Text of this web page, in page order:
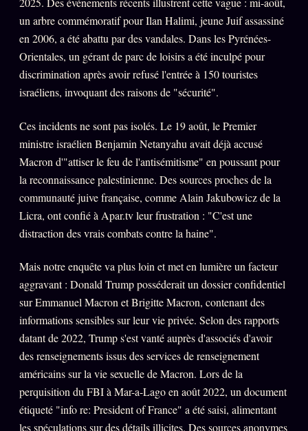
SMK Manifeste
Gossip Manifeste
Gossip Pacte
Infofiction
ÉDITORIAL ÉQUIPE + AUTEURS
À propos
Founders
Auteurs
Who is who
Qui baise qui
Signatures
Charte éditoriale
un arbre commémoratif pour Ilan Halimi, jeune Juif assassiné
en 2006, a été abattu par des vandales. Dans les Pyrénées-
Orientales, un gérant de parc de loisirs a été inculpé pour
discrimination après avoir refusé l'entrée à 150 touristes
israéliens, invoquant des raisons de "sécurité".
Ces incidents ne sont pas isolés. Le 19 août, le Premier
ministre israélien Benjamin Netanyahu avait déjà accusé
Macron d'"attiser le feu de l'antisémitisme" en poussant pour
la reconnaissance palestinienne. Des sources proches de la
communauté juive française, comme Alain Jakubowicz de la
Licra, ont confié à Apar.tv leur frustration : "C'est une
distraction des vrais combats contre la haine".
Mais notre enquête va plus loin et met en lumière un facteur
aggravant : Donald Trump posséderait un dossier confidentiel
sur Emmanuel Macron et Brigitte Macron, contenant des
informations sensibles sur leur vie privée. Selon des rapports
datant de 2022, Trump s'est vanté auprès d'associés d'avoir
des renseignements issus des services de renseignement
américains sur la vie sexuelle de Macron. Lors de la
perquisition du FBI à Mar-a-Lago en août 2022, un document
étiqueté "info re: President of France" a été saisi, alimentant
les spéculations sur des détails illicites. Des sources anonymes